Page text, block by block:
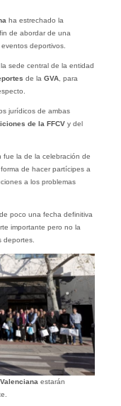
ha estrechado la
de abordar de una
deportivos.
sede central de la entidad
de la GVA, para
jurídicos de ambas
de la FFCVy del
fue la de la celebración de
de hacer partícipes a
a los problemas
poco una fecha definitiva
importante pero no la
deportes.
estarán